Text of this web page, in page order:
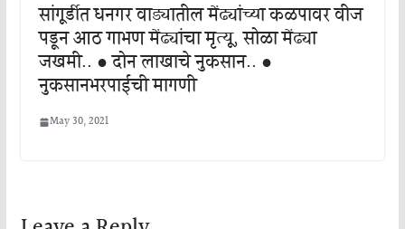
सांगूर्डीत धनगर वाड्यातील मेंढ्यांच्या कळपावर वीज
पडून आठ गाभण मेंढ्यांचा मृत्यू, सोळा मेंढ्या
जखमी.. ● दोन लाखाचे नुकसान.. ●
नुकसानभरपाईची मागणी
May 30, 2021